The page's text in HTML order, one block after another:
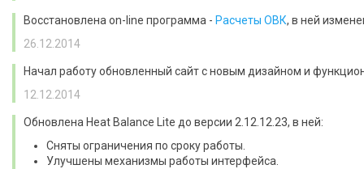
Восстановлена on-line программа - Расчеты ОВК, в ней
26.12.2014
Начал работу обновленный сайт с новым дизайном и
12.12.2014
Обновлена Heat Balance Lite до версии 2.12.12.23, в ней:
Сняты ограничения по сроку работы.
Улучшены механизмы работы интерфейса.